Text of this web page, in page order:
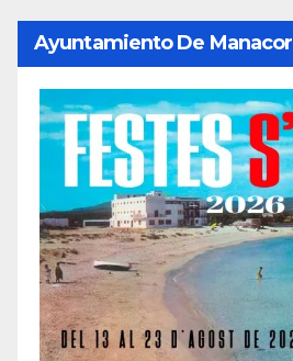
Ayuntamiento De Manacor